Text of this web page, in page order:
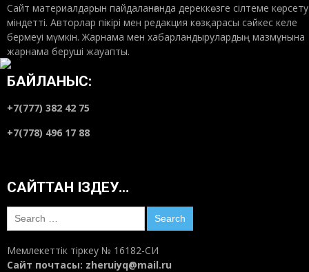
Сайт материалдарын пайдаланғанда дереккөзге сілтеме көрсету
міндетті. Авторлар пікірі мен редакция көзқарасы сәйкес келе
бермеуі мүмкін. Жарнама мен хабарландырулардың мазмұнына
жарнама беруші жауапты.
БАЙЛАНЫС:
+7(777) 382 42 75
+7(778) 496 17 88
САЙТТАН ІЗДЕУ…
Search
for:
Мемлекеттік тіркеу № 16182-СИ
Сайт почтасы: zheruiyq@mail.ru